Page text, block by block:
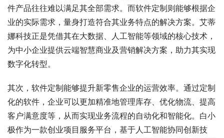
件产品往往难以满足其全部需求。而软件定制则能够根据企
业的实际需求，量身打造符合其业务特点的解决方案。艾蒂
娜科技正是凭借其在大数据、人工智能等领域的核心技术，
为中小企业提供云端智慧商业及营销解决方案，助力其实现
数字化转型。
其次，软件定制能够提升新零售企业的运营效率。通过定制
化的软件，企业可以更加精准地管理库存、优化物流、提高
客户满意度等，从而实现业务流程的自动化和智能化。白小
极作为一款创业项目服务平台，基于人工智能协同创新技